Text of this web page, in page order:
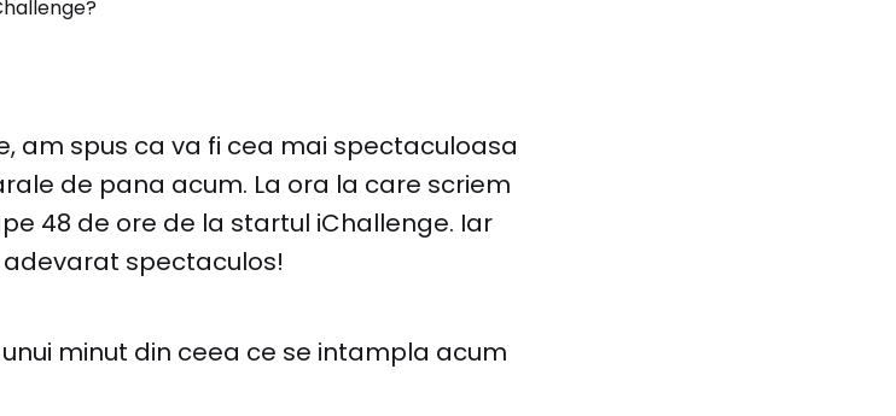
am spus ca va fi cea mai spectaculoasa
de pana acum. La ora la care scriem
48 de ore de la startul iChallenge. Iar
spectaculos!
minut din ceea ce se intampla acum